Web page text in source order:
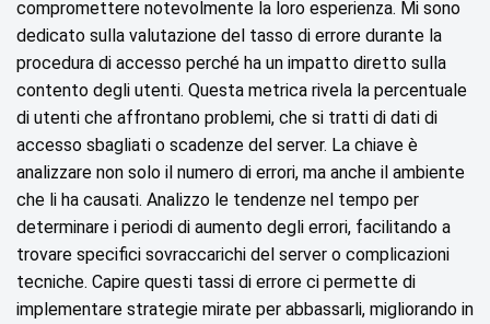
compromettere notevolmente la loro esperienza. Mi sono
dedicato sulla valutazione del tasso di errore durante la
procedura di accesso perché ha un impatto diretto sulla
contento degli utenti. Questa metrica rivela la percentuale
di utenti che affrontano problemi, che si tratti di dati di
accesso sbagliati o scadenze del server. La chiave è
analizzare non solo il numero di errori, ma anche il ambiente
che li ha causati. Analizzo le tendenze nel tempo per
determinare i periodi di aumento degli errori, facilitando a
trovare specifici sovraccarichi del server o complicazioni
tecniche. Capire questi tassi di errore ci permette di
implementare strategie mirate per abbassarli, migliorando in